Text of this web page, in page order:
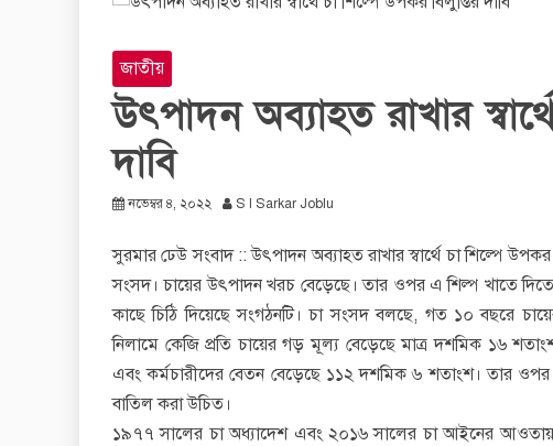
জাতীয়
উৎপাদন অব্যাহত রাখার
দাবি
নভেম্বর ৪, ২০২২ S I Sarkar Joblu
সুরমার ঢেউ সংবাদ :: উৎপাদন অব্যাহত রাখার স্বার্থে চা শিল্পে উপকর
সংসদ। চায়ের উৎপাদন খরচ বেড়েছে। তার ওপর এ শিল্প খাতে দিতে
কাছে চিঠি দিয়েছে সংগঠনটি। চা সংসদ বলছে, গত ১০ বছরে
নিলামে কেজি প্রতি চায়ের গড় মূল্য বেড়েছে মাত্র দশমিক ১৬
এবং কর্মচারীদের বেতন বেড়েছে ১১২ দশমিক ৬ শতাংশ। তার
বাতিল করা উচিত।
১৯৭৭ সালের চা অধ্যাদেশ এবং ২০১৬ সালের চা আইনের আওতায়